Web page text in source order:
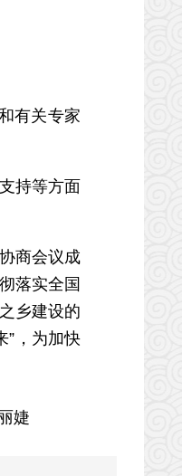
有关专家
持等方面
商会议成
落实全国
乡建设的
”，为加快
婕